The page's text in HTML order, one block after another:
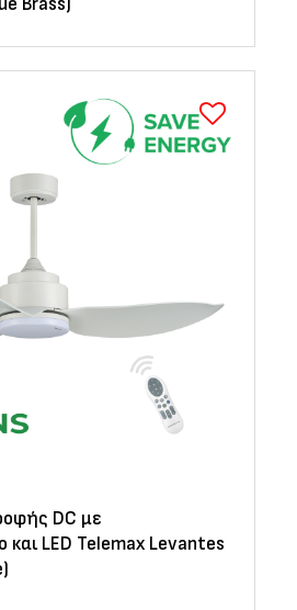
Brass)
DC με
και LED Telemax Levantes